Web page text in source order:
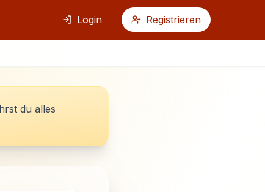
Login Registrieren
du alles